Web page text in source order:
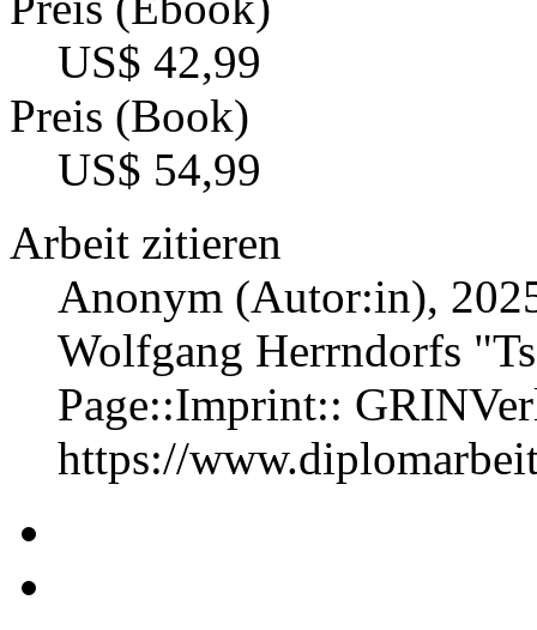
US$ 42,99
Preis (Book)
US$ 54,99
Arbeit zitieren
Anonym (Autor:in),
Wolfgang Herrndorfs
Page::Imprint::
https://